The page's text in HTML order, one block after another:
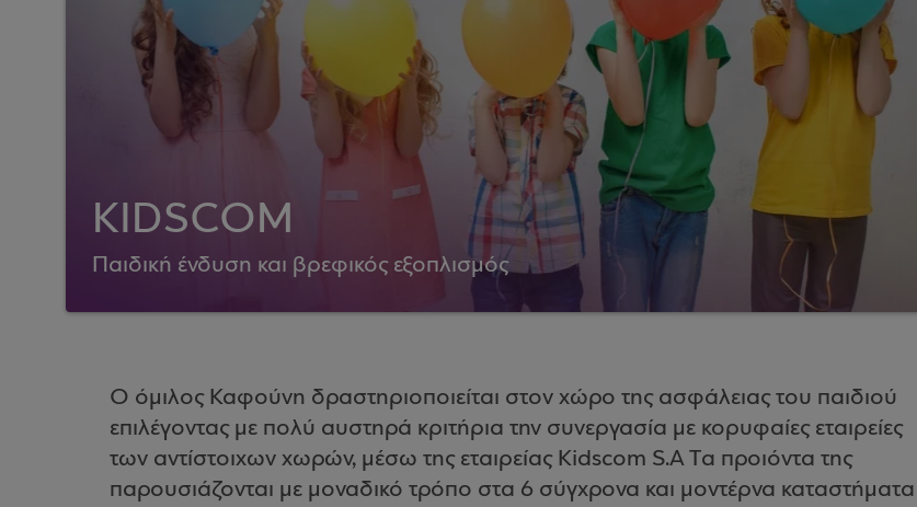
Παιδική ένδυση και βρεφικός εξοπλισμός
KIDSCOM
Ο όμιλος Καφούνη δραστηριοποιείται στον χώρο της ασφάλειας του παιδιού
επιλέγοντας με πολύ αυστηρά κριτήρια την συνεργασία με κορυφαίες εταιρείες
των αντίστοιχων χωρών, μέσω της εταιρείας Kidscom S.A Tα προιόντα της
παρουσιάζονται με μοναδικό τρόπο στα 6 σύγχρονα και μοντέρνα καταστήματα